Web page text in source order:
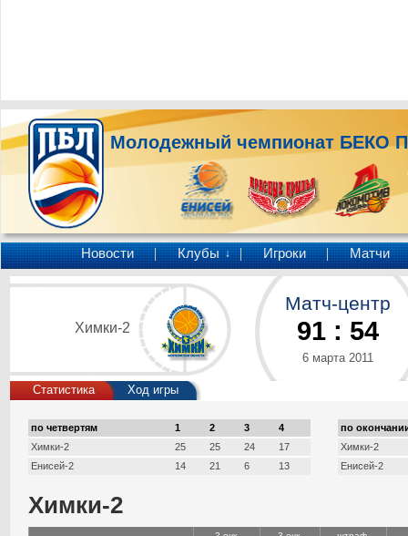
Молодежный чемпионат БЕКО
Новости Клубы ↓ Игроки Матчи
Химки-2
Матч-центр
91: 54
6 марта 2011
Статистика Ход игры
по четвертям 1 2 3
4
Химки-2
25 25 24
17
Енисей-2
14 21 6 13
по
Химки-2
Енисей-2
Химки-2